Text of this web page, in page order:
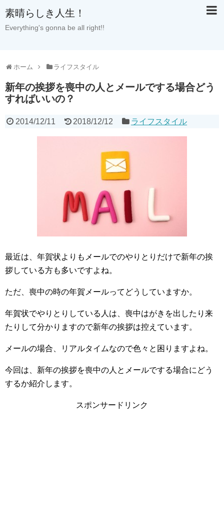
素晴らしき人生！
Everything's gonna be all right!!
ホーム ライフスタイル
新年の挨拶を喪中の人とメールでする場合どう
すればいいの？
2014/12/11 2018/12/12 ライフスタイル
最近は、年賀状よりもメールでのやりとりだけで新年の挨
拶している方も多いですよね。
ただ、喪中の時の年賀メールってどうしていますか。
年賀状でやりとりしている人は、喪中はがきを出したり来
たりして分かりますので新年の挨拶は控えています。
メールの場合、リアルタイムなので色々と困りますよね。
今回は、新年の挨拶を喪中の人とメールでする場合にどう
するか紹介します。
スポンサードリンク